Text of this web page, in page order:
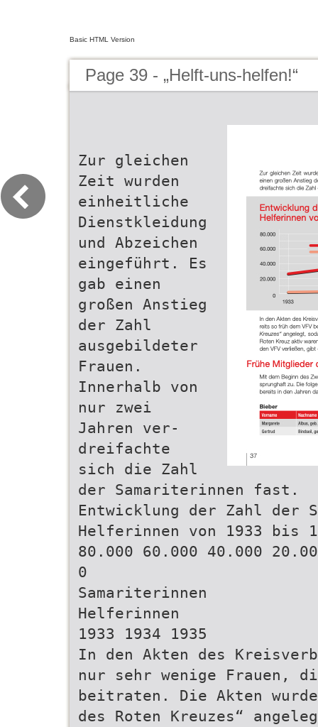
Basic HTML Version
Page 39 - „Helft-uns-helfen!“
Zur gleichen
Zeit wurden
einheitliche
Dienstkleidung
und Abzeichen
eingeführt. Es
gab einen
großen Anstieg
der Zahl
ausgebildeter
Frauen.
Innerhalb von
nur zwei
Jahren ver-
dreifachte
sich die Zahl
der Samariterinnen fast.
Entwicklung der Zahl der
Helferinnen von 1933 bis
80.000 60.000 40.000
0
Samariterinnen
Helferinnen
1933 1934 1935
In den Akten des
nur sehr wenige Frauen,
beitraten. Die Akten
des Roten Kreuzes“